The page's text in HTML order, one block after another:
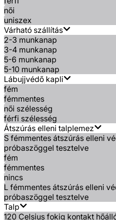
női
uniszex
Várható szállítás
2-3 munkanap
3-4 munkanap
5-6 munkanap
5-10 munkanap
Lábujjvédő kapli
fém
fémmentes
női szélesség
férfi szélesség
Átszúrás elleni talplemez
S fémmentes átszúrás elleni
próbaszöggel tesztelve
fém
fémmentes
nincs
L fémmentes átszúrás elleni
próbaszöggel tesztelve
Talp
120 Celsius fokig kontakt